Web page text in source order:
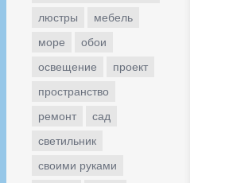
люстры
мебель
море
обои
освещение
проект
пространство
ремонт
сад
светильник
своими руками